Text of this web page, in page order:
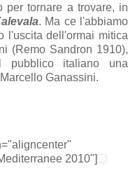
per tornare a trovare, in
. Ma ce l'abbiamo
l'uscita dell'ormai mitica
(Remo Sandron 1910),
pubblico italiano una
Ganassini.
2010"]